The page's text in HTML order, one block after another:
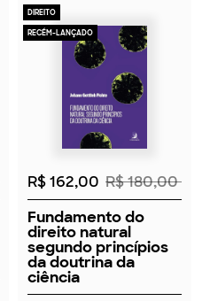
DIREITO
RECÉM-LANÇADO
2026
R$ 162,00 R$ 180,00
Fundamento do
direito natural
segundo princípios
da doutrina da
ciência